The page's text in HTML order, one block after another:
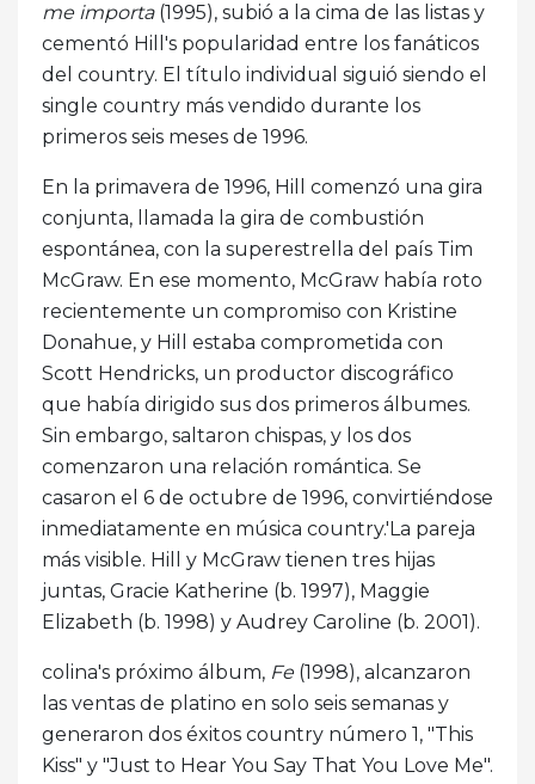
me importa(1995), subió a la cima de las listas y
cementó Hill's popularidad entre los fanáticos
del country. El título individual siguió siendo el
single country más vendido durante los
primeros seis meses de 1996.
En la primavera de 1996, Hill comenzó una gira
conjunta, llamada la gira de combustión
espontánea, con la superestrella del país Tim
McGraw. En ese momento, McGraw había roto
recientemente un compromiso con Kristine
Donahue, y Hill estaba comprometida con
Scott Hendricks, un productor discográfico
que había dirigido sus dos primeros álbumes.
Sin embargo, saltaron chispas, y los dos
comenzaron una relación romántica. Se
casaron el 6 de octubre de 1996, convirtiéndose
inmediatamente en música country.'La pareja
más visible. Hill y McGraw tienen tres hijas
juntas, Gracie Katherine (b. 1997), Maggie
Elizabeth (b. 1998) y Audrey Caroline (b. 2001).
colina's próximo álbum, Fe(1998), alcanzaron
las ventas de platino en solo seis semanas y
generaron dos éxitos country número 1, "This
Kiss" y "Just to Hear You Say That You Love Me".